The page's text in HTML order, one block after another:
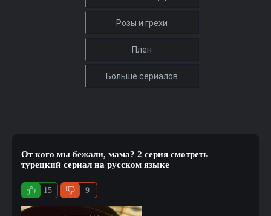
От кого мы бежали, мама? 2 серия смотреть
турецкий сериал на русском языке
15 9